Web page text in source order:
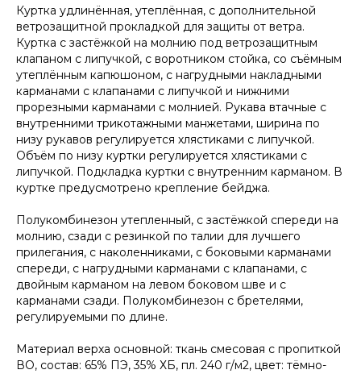
Куртка удлинённая, утеплённая, с дополнительной
ветрозащитной прокладкой для защиты от ветра.
Куртка с застёжкой на молнию под ветрозащитным
клапаном с липучкой, с воротником стойка, со съёмным
утеплённым капюшоном, с нагрудными накладными
карманами с клапанами с липучкой и нижними
прорезными карманами с молнией. Рукава втачные с
внутренними трикотажными манжетами, ширина по
низу рукавов регулируется хлястиками с липучкой.
Объём по низу куртки регулируется хлястиками с
липучкой. Подкладка куртки с внутренним карманом. В
куртке предусмотрено крепление бейджа.
Полукомбинезон утепленный, с застёжкой спереди на
молнию, сзади с резинкой по талии для лучшего
прилегания, с наколенниками, с боковыми карманами
спереди, с нагрудными карманами с клапанами, с
двойным карманом на левом боковом шве и с
карманами сзади. Полукомбинезон с бретелями,
регулируемыми по длине.
Материал верха основной: ткань смесовая с пропиткой
ВО, состав: 65% ПЭ, 35% ХБ, пл. 240 г/м2, цвет: тёмно-